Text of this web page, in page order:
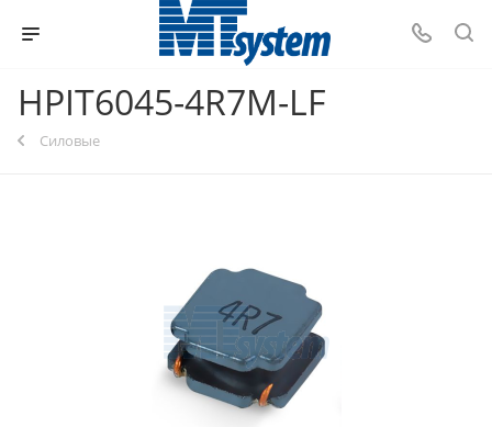
HPIT6045-4R7M-LF
Силовые